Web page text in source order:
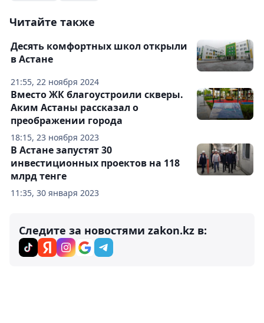
Читайте также
21:55, 22 ноября 2024
Десять комфортных школ открыли
в Астане
18:15, 23 ноября 2023
Вместо ЖК благоустроили скверы.
Аким Астаны рассказал о
преображении города
11:35, 30 января 2023
В Астане запустят 30
инвестиционных проектов на 118
млрд тенге
Следите за новостями zakon.kz в: